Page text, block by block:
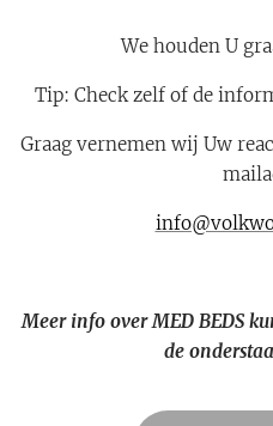
We houden U
Tip: Check zelf of de
Graag vernemen wij Uw
Meer info over MED BEDS
de